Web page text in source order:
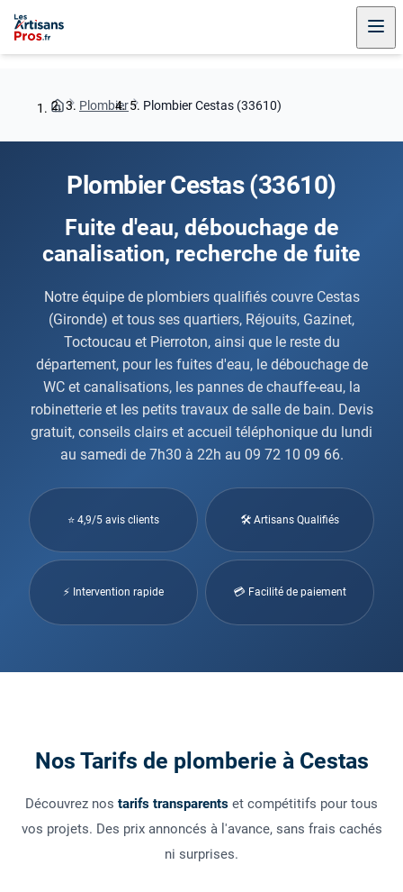
Plombier Plombier Cestas (33610)
Plombier Cestas (33610)
Fuite d'eau, débouchage de
canalisation, recherche de fuite
Notre équipe de plombiers qualifiés couvre Cestas
(Gironde) et tous ses quartiers, Réjouits, Gazinet,
Toctoucau et Pierroton, ainsi que le reste du
département, pour les fuites d'eau, le débouchage de
WC et canalisations, les pannes de chauffe-eau, la
robinetterie et les petits travaux de salle de bain. Devis
gratuit, conseils clairs et accueil téléphonique du lundi
au samedi de 7h30 à 22h au 09 72 10 09 66.
⭐ 4,9/5 avis clients 🛠 Artisans Qualifiés
⚡ Intervention rapide 💳 Facilité de paiement
Nos Tarifs de plomberie à Cestas
Découvrez nos tarifs transparents et compétitifs pour tous
vos projets. Des prix annoncés à l'avance, sans frais cachés
ni surprises.